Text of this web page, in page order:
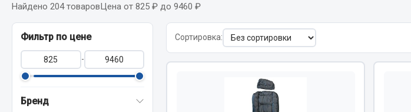
Изготовление цепей на колеса BOHU
QITONG
Автономные воздушные отопители
Жидкостные подогреватели
Найдено 204 товаровЦена от 825 ₽ до 9460 ₽
Фильтр по цене
-
Бренд
Сортировка: